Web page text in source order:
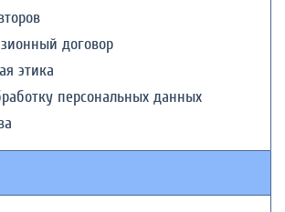
договор
этика
персональных данных